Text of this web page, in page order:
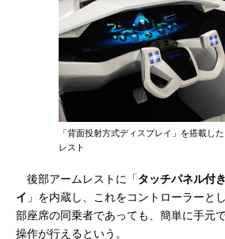
「背面投射方式ディスプレイ」を搭載し
レスト
後部アームレストに「タッチパネル付
イ 」を内蔵し、これをコントローラーと
部座席の同乗者であっても、簡単に手元
操作が行えるという。